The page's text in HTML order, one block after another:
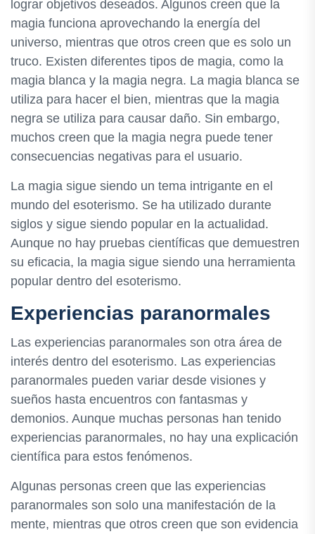
lograr objetivos deseados. Algunos creen que la
magia funciona aprovechando la energía del
universo, mientras que otros creen que es solo un
truco. Existen diferentes tipos de magia, como la
magia blanca y la magia negra. La magia blanca se
utiliza para hacer el bien, mientras que la magia
negra se utiliza para causar daño. Sin embargo,
muchos creen que la magia negra puede tener
consecuencias negativas para el usuario.
La magia sigue siendo un tema intrigante en el
mundo del esoterismo. Se ha utilizado durante
siglos y sigue siendo popular en la actualidad.
Aunque no hay pruebas científicas que demuestren
su eficacia, la magia sigue siendo una herramienta
popular dentro del esoterismo.
Experiencias paranormales
Las experiencias paranormales son otra área de
interés dentro del esoterismo. Las experiencias
paranormales pueden variar desde visiones y
sueños hasta encuentros con fantasmas y
demonios. Aunque muchas personas han tenido
experiencias paranormales, no hay una explicación
científica para estos fenómenos.
Algunas personas creen que las experiencias
paranormales son solo una manifestación de la
mente, mientras que otros creen que son evidencia